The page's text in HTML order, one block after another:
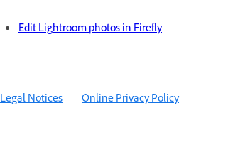
Edit Lightroom photos in Firefly
Legal Notices | Online Privacy Policy